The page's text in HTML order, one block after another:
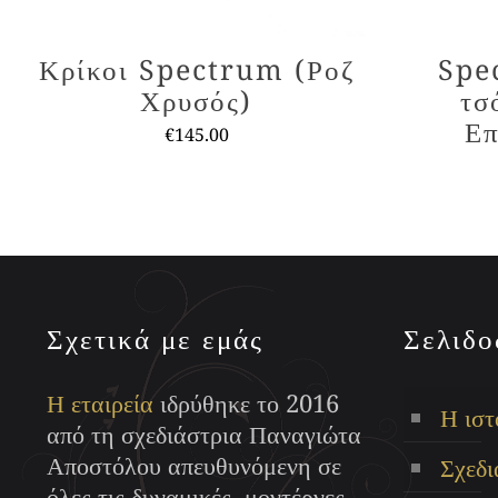
Κρίκοι Spectrum (Ροζ
Χρυσός)
€145.00
έχει
παραλλαγές.
Οι
επιλογές
μπορούν
να
επιλεγούν
Σχετικά με εμάς
Η εταιρεία ιδρύθηκε το 2016
από τη σχεδιάστρια Παναγιώτα
Αποστόλου απευθυνόμενη σε
Η